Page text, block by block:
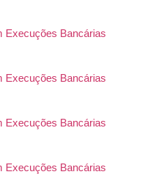
Execuções Bancárias
Execuções Bancárias
Execuções Bancárias
Execuções Bancárias